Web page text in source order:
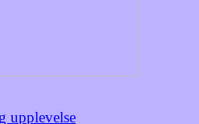
upplevelse